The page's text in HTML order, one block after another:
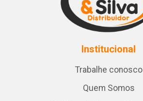
Institucional
Trabalhe conosco
Quem Somos